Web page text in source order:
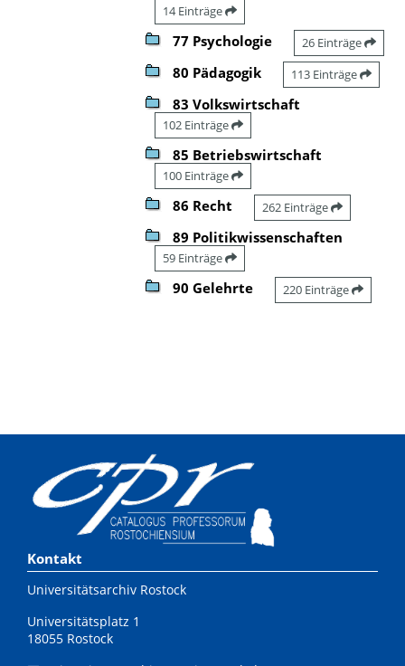
14 Einträge
77 Psychologie 26 Einträge
80 Pädagogik 113 Einträge
83 Volkswirtschaft
102 Einträge
85 Betriebswirtschaft
100 Einträge
86 Recht 262 Einträge
89 Politikwissenschaften
59 Einträge
90 Gelehrte 220 Einträge
Kontakt
Universitätsarchiv Rostock
Universitätsplatz 1
18055 Rostock